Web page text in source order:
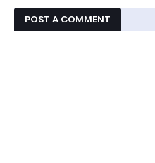
POST A COMMENT